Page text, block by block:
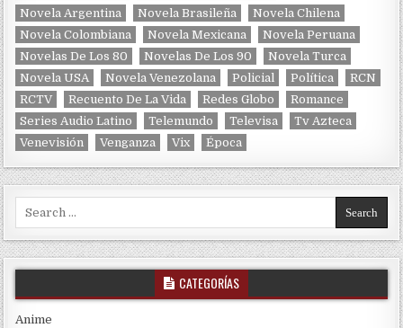
Novela Argentina
Novela Brasileña
Novela Chilena
Novela Colombiana
Novela Mexicana
Novela Peruana
Novelas De Los 80
Novelas De Los 90
Novela Turca
Novela USA
Novela Venezolana Policial Política
RCN
RCTV
Recuento De La Vida Redes Globo
Romance
Series Audio Latino
Telemundo Televisa
Tv Azteca
Venevisión
Venganza Vix Época
Search for:
CATEGORÍAS
Anime